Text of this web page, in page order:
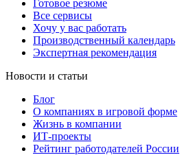
Готовое резюме
Все сервисы
Хочу у вас работать
Производственный календарь
Экспертная рекомендация
Новости и статьи
Блог
О компаниях в игровой форме
Жизнь в компании
ИТ-проекты
Рейтинг работодателей России